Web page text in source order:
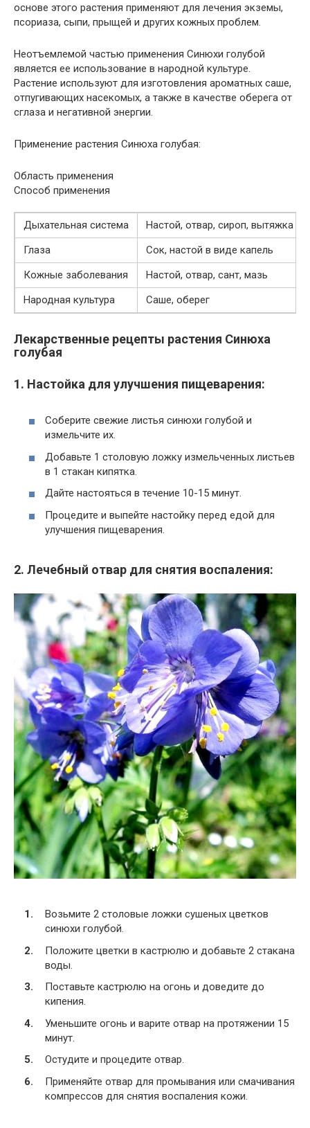
основе этого растения применяют для лечения экземы,
псориаза, сыпи, прыщей и других кожных проблем.
Неотъемлемой частью применения Синюхи голубой
является ее использование в народной культуре.
Растение используют для изготовления ароматных саше,
отпугивающих насекомых, а также в качестве оберега от
сглаза и негативной энергии.
Применение растения Синюха голубая:
Область применения
Способ применения
Дыхательная система
Настой, отвар, сироп, вытяжка
Глаза
Сок, настой в виде капель
Кожные заболевания
Настой, отвар, сант, мазь
Народная культура
Саше, оберег
Лекарственные рецепты растения Синюха
голубая
1. Настойка для улучшения пищеварения:
Соберите свежие листья синюхи голубой и
измельчите их.
Добавьте 1 столовую ложку измельченных листьев
в 1 стакан кипятка.
Дайте настояться в течение 10-15 минут.
Процедите и выпейте настойку перед едой для
улучшения пищеварения.
2. Лечебный отвар для снятия воспаления:
Возьмите 2 столовые ложки сушеных цветков
синюхи голубой.
Положите цветки в кастрюлю и добавьте 2 стакана
воды.
Поставьте кастрюлю на огонь и доведите до
кипения.
Уменьшите огонь и варите отвар на протяжении 15
минут.
Остудите и процедите отвар.
Применяйте отвар для промывания или смачивания
компрессов для снятия воспаления кожи.